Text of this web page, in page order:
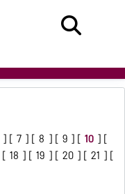
] [ 7 ] [ 8 ] [ 9 ] [ 10 ] [
[ 18 ] [ 19 ] [ 20 ] [ 21 ] [